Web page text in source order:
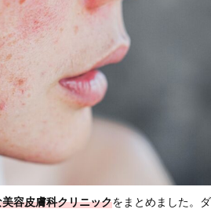
容皮膚科クリニックをまとめました。ダ